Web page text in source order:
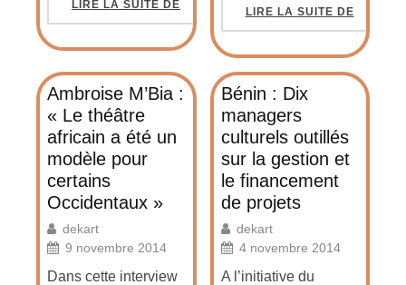
LIRE LA SUITE DE
LIRE LA SUITE DE
Ambroise M’Bia :
« Le théâtre
africain a été un
modèle pour
certains
Occidentaux »
dekart
9 novembre 2014
Dans cette interview
Bénin : Dix
managers
culturels outillés
sur la gestion et
le financement
de projets
dekart
4 novembre 2014
A l’initiative du